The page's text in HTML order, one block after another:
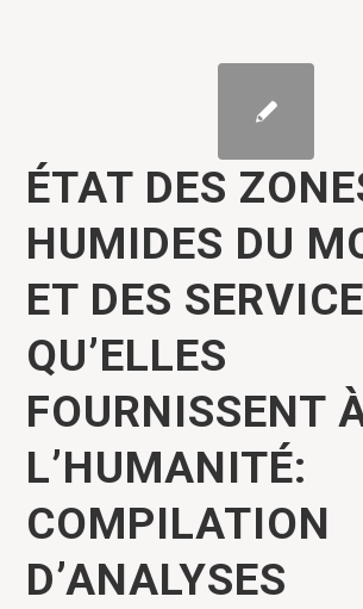
ÉTAT DES
HUMIDES DU
ET DES
QU’ELLES
FOURNISSENT
L’HUMANITÉ:
COMPILATION
D’ANALYSES